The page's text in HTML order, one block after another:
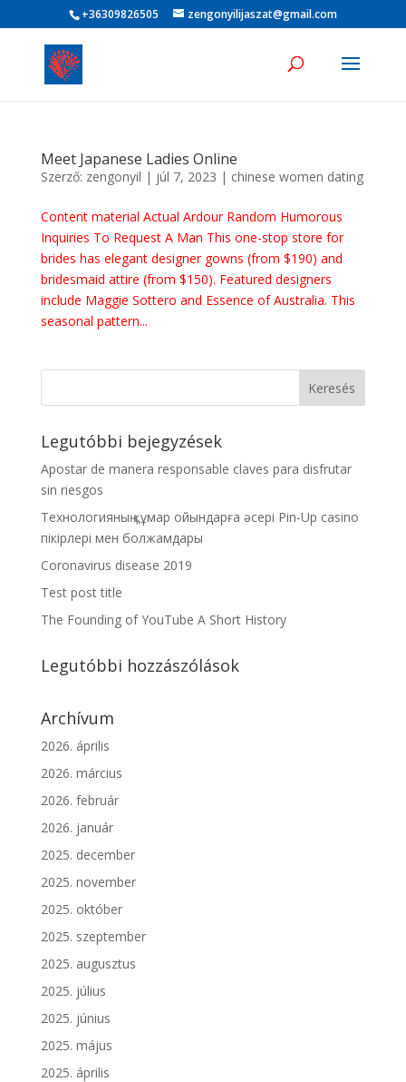
+36309826505 zengonyilijaszat@gmail.com
Meet Japanese Ladies Online
Szerző: zengonyil | júl 7, 2023 | chinese women dating
Content material Actual Ardour Random Humorous
Inquiries To Request A Man This one-stop store for
brides has elegant designer gowns (from $190) and
bridesmaid attire (from $150). Featured designers
include Maggie Sottero and Essence of Australia. This
seasonal pattern...
Legutóbbi bejegyzések
Apostar de manera responsable claves para disfrutar
sin riesgos
Технологияның құмар ойындарға әсері Pin-Up casino
пікірлері мен болжамдары
Coronavirus disease 2019
Test post title
The Founding of YouTube A Short History
Legutóbbi hozzászólások
Archívum
2026. április
2026. március
2026. február
2026. január
2025. december
2025. november
2025. október
2025. szeptember
2025. augusztus
2025. július
2025. június
2025. május
2025. április